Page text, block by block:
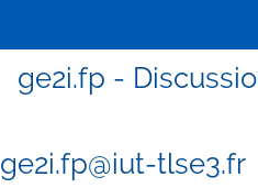
ge2i.fp -
ge2i.fp@iut-tlse3.fr